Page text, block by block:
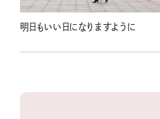
明日もいい日になりますように